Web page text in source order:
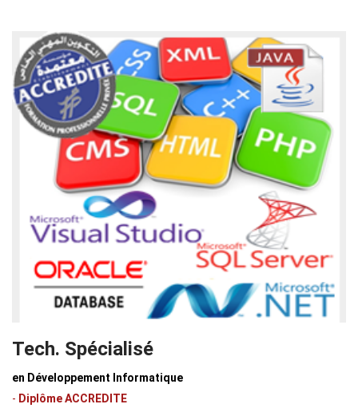
Tech. Spécialisé
en Développement Informatique
- Diplôme ACCREDITE